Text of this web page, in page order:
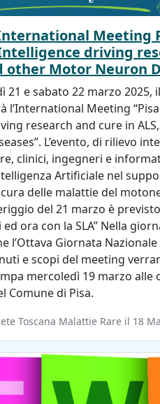
Meeting
driving
other Motor Neuron
e sabato 22 marzo 2025,
l’International Meeting
research and cure in
L’evento, di rilievo
clinici, ingegneri e
Artificiale nel
cura delle malattie del
del 21 marzo è previsto
ora con la SLA” Nella
l’Ottava Giornata
e scopi del meeting
mercoledì 19 marzo alle
Comune di Pisa.
Toscana Malattie Rare il 18